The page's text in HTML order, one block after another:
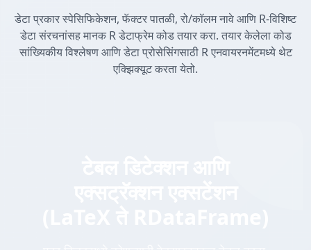
डेटा प्रकार स्पेसिफिकेशन, फॅक्टर पातळी, रो/कॉलम नावे आणि R-विशिष्ट
डेटा संरचनांसह मानक R डेटाफ्रेम कोड तयार करा. तयार केलेला कोड
सांख्यिकीय विश्लेषण आणि डेटा प्रोसेसिंगसाठी R एनवायरनमेंटमध्ये थेट
एक्झिक्यूट करता येतो.